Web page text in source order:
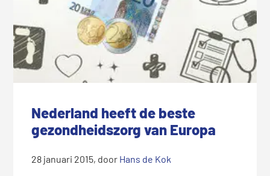
Nederland heeft de beste
gezondheidszorg van Europa
28 januari 2015, door Hans de Kok